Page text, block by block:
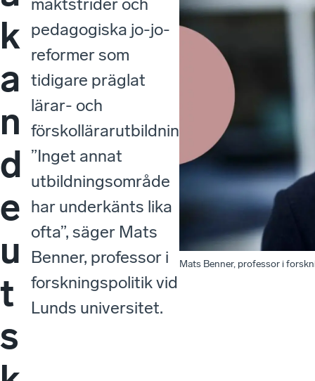
k
a
n
d
e
u
t
s
pedagogiska jo-jo-
reformer som
tidigare präglat
lärar- och
förskollärarutbildningar.
”Inget annat
utbildningsområde
har underkänts lika
ofta”, säger Mats
Benner, professor i
forskningspolitik vid
Lunds universitet.
Mats Benner, professor i